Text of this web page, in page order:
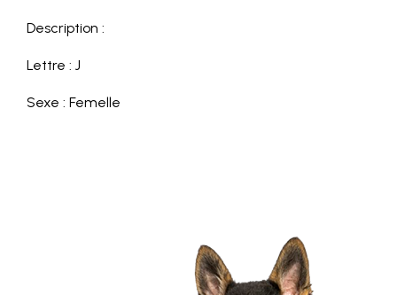
Description :
Lettre : J
Sexe : Femelle